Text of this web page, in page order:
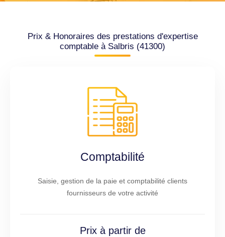
Prix & Honoraires des prestations d'expertise
comptable à Salbris (41300)
Comptabilité
Saisie, gestion de la paie et comptabilité clients
fournisseurs de votre activité
Prix à partir de